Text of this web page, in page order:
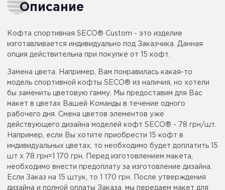
Описание
Кофта спортивная SECO® Custom - это изделие
изготавливается индивидуально под Заказчика. Данная
опция действительна при покупке от 15 кофт.
Замена цвета. Например, Вам понравилась какая-то
модель спортивной кофты SECO® из наличия, но хотели
бы заменить цветовую гамму. Мы предоставим для Вас
макет в цветах Вашей Команды в течение одного
рабочего дня. Смена цветов элементов уже
действующего дизайна моделей кофт SECO® - 78 грн/шт.
Например, если Вы хотите приобрести 15 кофт в
индивидуальных цветах, то необходимо будет доплатить 15
шт x 78 грн=1 170 грн. Перед изготовлением макета,
необходимо внести предоплату за изготовление дизайна.
Если Заказ на 15 штук, то 1 170 грн. После утверждения
дизайна и полной оплаты Заказа, мы передаем макет для